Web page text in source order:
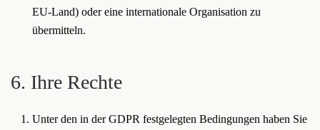
EU-Land) oder eine internationale Organisation zu
übermitteln.
6. Ihre Rechte
Unter den in der GDPR festgelegten Bedingungen haben Sie